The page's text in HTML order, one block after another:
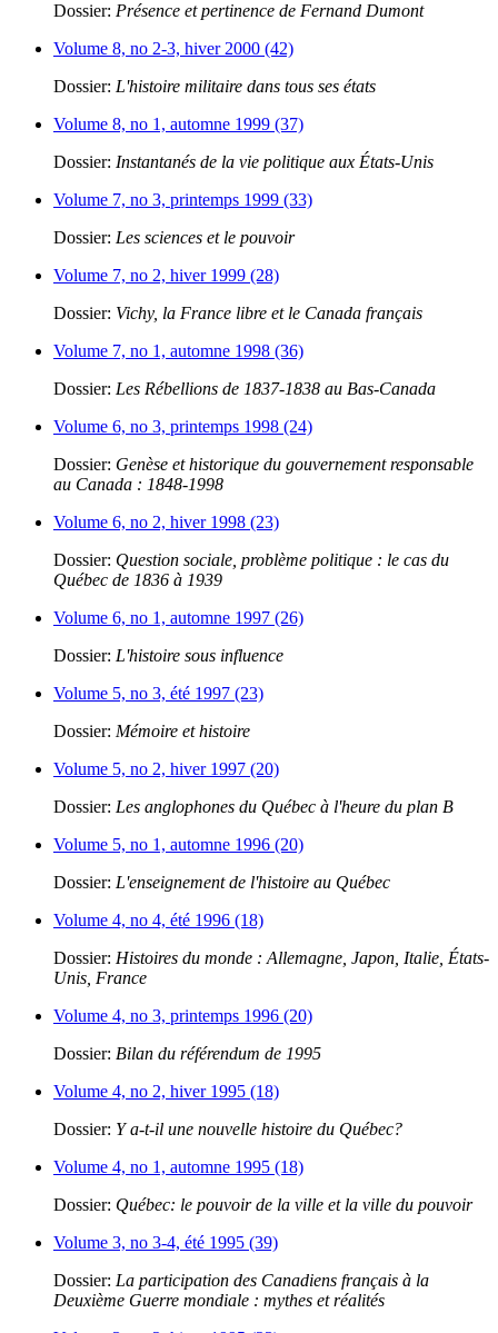
Dossier: Présence et pertinence de Fernand Dumont
Volume 8, no 2-3, hiver 2000 (42)
Dossier: L'histoire militaire dans tous ses états
Volume 8, no 1, automne 1999 (37)
Dossier: Instantanés de la vie politique aux États-Unis
Volume 7, no 3, printemps 1999 (33)
Dossier: Les sciences et le pouvoir
Volume 7, no 2, hiver 1999 (28)
Dossier: Vichy, la France libre et le Canada français
Volume 7, no 1, automne 1998 (36)
Dossier: Les Rébellions de 1837-1838 au Bas-Canada
Volume 6, no 3, printemps 1998 (24)
Dossier: Genèse et historique du gouvernement responsable
au Canada : 1848-1998
Volume 6, no 2, hiver 1998 (23)
Dossier: Question sociale, problème politique : le cas du
Québec de 1836 à 1939
Volume 6, no 1, automne 1997 (26)
Dossier: L'histoire sous influence
Volume 5, no 3, été 1997 (23)
Dossier: Mémoire et histoire
Volume 5, no 2, hiver 1997 (20)
Dossier: Les anglophones du Québec à l'heure du plan B
Volume 5, no 1, automne 1996 (20)
Dossier: L'enseignement de l'histoire au Québec
Volume 4, no 4, été 1996 (18)
Dossier: Histoires du monde : Allemagne, Japon, Italie, États-
Unis, France
Volume 4, no 3, printemps 1996 (20)
Dossier: Bilan du référendum de 1995
Volume 4, no 2, hiver 1995 (18)
Dossier: Y a-t-il une nouvelle histoire du Québec?
Volume 4, no 1, automne 1995 (18)
Dossier: Québec: le pouvoir de la ville et la ville du pouvoir
Volume 3, no 3-4, été 1995 (39)
Dossier: La participation des Canadiens français à la
Deuxième Guerre mondiale : mythes et réalités